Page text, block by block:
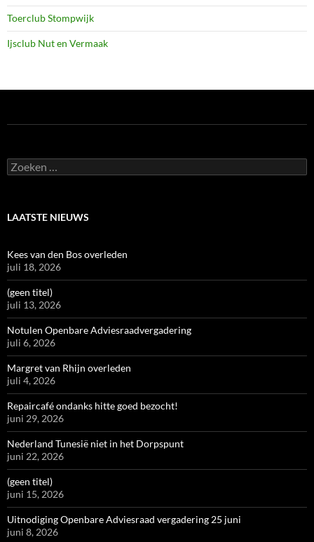
Toerclub Stompwijk
Ijsclub Nut en Vermaak
Zoeken
naar:
LAATSTE NIEUWS
Kees van den Bos overleden
juli 18, 2026
(geen titel)
juli 13, 2026
Notulen Openbare Adviesraadvergadering
juli 6, 2026
Margret van Rhijn overleden
juli 4, 2026
Repaircafé ondanks hitte goed bezocht!
juni 29, 2026
Nederland Tunesië niet in het Dorpspunt
juni 22, 2026
(geen titel)
juni 15, 2026
Uitnodiging Openbare Adviesraad vergadering 25 juni
juni 8, 2026